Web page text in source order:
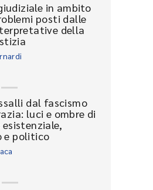
in ambito
posti dalle
della
dal fascismo
luci e ombre di
e politico